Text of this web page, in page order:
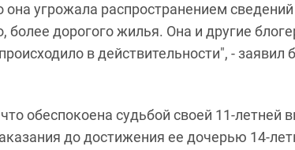
она угрожала распространением
более дорогого жилья. Она и другие
в действительности", - заявил
обеспокоена судьбой своей 11-летней
до достижения ее дочерью 14-